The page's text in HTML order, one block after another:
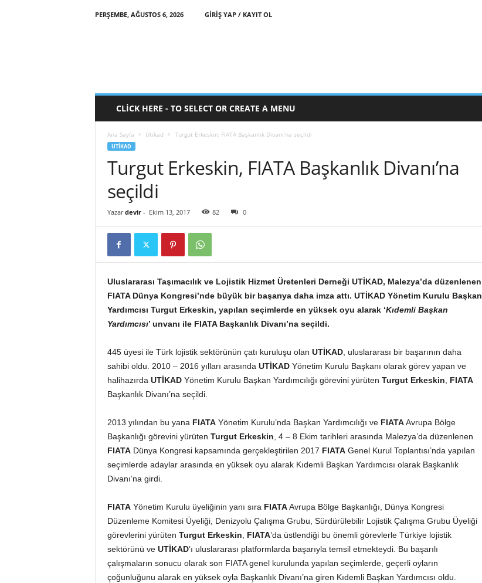
PERŞEMBE, AĞUSTOS 6, 2026 GIRIŞ YAP / KAYIT OL
CLICK HERE - TO SELECT OR CREATE A MENU
Ana Sayfa Utikad Turgut Erkeskin, FIATA Başkanlık Divanı’na seçildi
UTIKAD
Turgut Erkeskin, FIATA Başkanlık Divanı’na
seçildi
Yazar devir- Ekim 13, 2017 82 0
Uluslararası Taşımacılık ve Lojistik Hizmet Üretenleri Derneği UTİKAD, Malezya’da düzenlenen
FIATA Dünya Kongresi’nde büyük bir başarıya daha imza attı. UTİKAD Yönetim Kurulu Başkan
Yardımcısı Turgut Erkeskin, yapılan seçimlerde en yüksek oyu alarak ‘Kıdemli Başkan
Yardımcısı’ unvanı ileFIATA Başkanlık Divanı’na seçildi.
445 üyesi ile Türk lojistik sektörünün çatı kuruluşu olan UTİKAD, uluslararası bir başarının daha
sahibi oldu. 2010 – 2016 yılları arasında UTİKADYönetim Kurulu Başkanı olarak görev yapan ve
halihazırda UTİKADYönetim Kurulu Başkan Yardımcılığı görevini yürüten Turgut Erkeskin
FIATA
Başkanlık Divanı’na seçildi.
2013 yılından bu yana FIATAYönetim Kurulu’nda Başkan Yardımcılığı ve FIATAAvrupa Bölge
Başkanlığı görevini yürüten Turgut Erkeskin , 4 – 8 Ekim tarihleri arasında Malezya’da düzenlenen
FIATADünya Kongresi kapsamında gerçekleştirilen 2017 FIATAGenel Kurul Toplantısı’nda yapılan
seçimlerde adaylar arasında en yüksek oyu alarak Kıdemli Başkan Yardımcısı olarak Başkanlık
Divanı’na girdi.
FIATAYönetim Kurulu üyeliğinin yanı sıra FIATAAvrupa Bölge Başkanlığı, Dünya Kongresi
Düzenleme Komitesi Üyeliği, Denizyolu Çalışma Grubu, Sürdürülebilir Lojistik Çalışma Grubu Üyeliği
görevlerini yürüten Turgut Erkeskin FIATA’da üstlendiği bu önemli görevlerle Türkiye lojistik
sektörünü ve UTİKAD’ı uluslararası platformlarda başarıyla temsil etmekteydi. Bu başarılı
çalışmaların sonucu olarak son FIATA genel kurulunda yapılan seçimlerde, geçerli oyların
çoğunluğunu alarak en yüksek oyla Başkanlık Divanı’na giren Kıdemli Başkan Yardımcısı oldu.